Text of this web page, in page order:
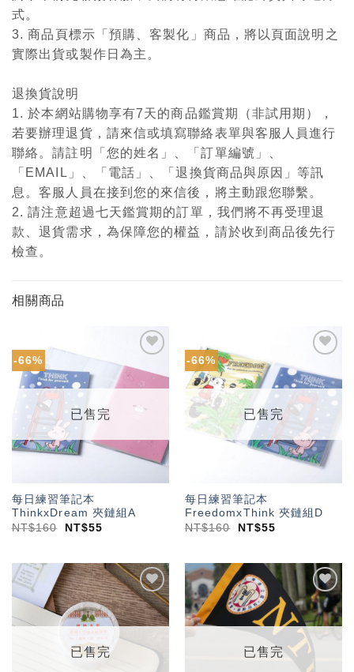
式。
3. 商品頁標示「預購、客製化」商品，將以頁面說明之
實際出貨或製作日為主。
退換貨說明
1. 於本網站購物享有7天的商品鑑賞期（非試用期），
若要辦理退貨，請來信或填寫聯絡表單與客服人員進行
聯絡。請註明「您的姓名」、「訂單編號」、
「EMAIL」、「電話」、「退換貨商品與原因」等訊
息。客服人員在接到您的來信後，將主動跟您聯繫。
2. 請注意超過七天鑑賞期的訂單，我們將不再受理退
款、退貨需求，為保障您的權益，請於收到商品後先行
檢查。
相關商品
-66%
「願
望輕
已售完
每日練習筆記本
ThinkxDream 夾鏈組A
NT$160 NT$55
-66%
「願
望輕
已售完
每日練習筆記本
FreedomxThink 夾鏈組D
NT$160 NT$55
加入
「願
望輕
已售完
加入
「願
望輕
已售完